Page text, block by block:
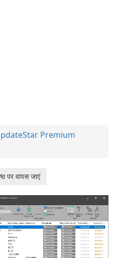
Premium
पर वापस जाएं